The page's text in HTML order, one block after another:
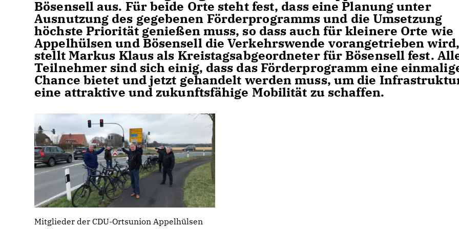
Bösensell aus. Für beide Orte steht fest, dass eine Planung unter
Ausnutzung des gegebenen Förderprogramms und die Umsetzung
höchste Priorität genießen muss, so dass auch für kleinere Orte wie
Appelhülsen und Bösensell die Verkehrswende vorangetrieben wird,
stellt Markus Klaus als Kreistagsabgeordneter für Bösensell fest.
Teilnehmer sind sich einig, dass das Förderprogramm eine
Chance bietet und jetzt gehandelt werden muss, um die
eine attraktive und zukunftsfähige Mobilität zu schaffen.
Mitglieder der CDU-Ortsunion Appelhülsen